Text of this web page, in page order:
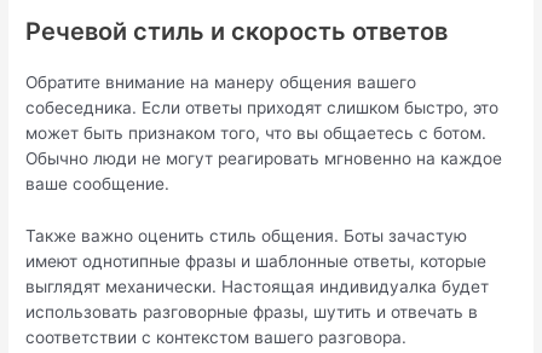
Речевой стиль и скорость ответов
Обратите внимание на манеру общения вашего
собеседника. Если ответы приходят слишком быстро, это
может быть признаком того, что вы общаетесь с ботом.
Обычно люди не могут реагировать мгновенно на каждое
ваше сообщение.
Также важно оценить стиль общения. Боты зачастую
имеют однотипные фразы и шаблонные ответы, которые
выглядят механически. Настоящая индивидуалка будет
использовать разговорные фразы, шутить и отвечать в
соответствии с контекстом вашего разговора.